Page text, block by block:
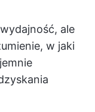
ale
w jaki